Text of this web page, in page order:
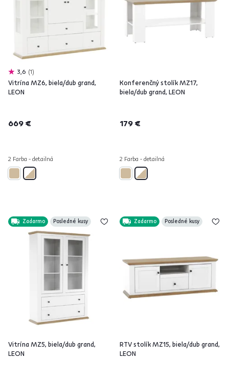
3,6 1
Vitrína MZ6, biela/dub grand,
LEON
669 €
2 Farba - detailná
Konferenčný stolík MZ17,
biela/dub grand, LEON
179 €
2 Farba - detailná
Zadarmo Posledné kusy
Vitrína MZ5, biela/dub grand,
LEON
Zadarmo Posledné kusy
RTV stolík MZ15, biela/dub grand,
LEON